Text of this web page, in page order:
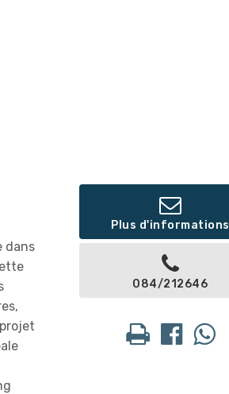
dans
Plus d'informations
084/212646